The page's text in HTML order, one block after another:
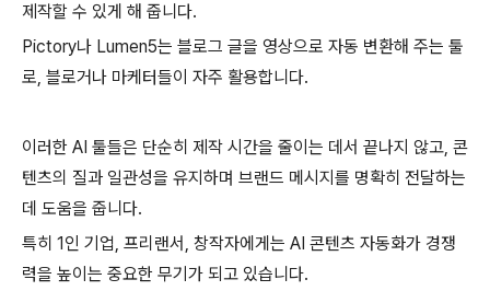
제작할 수 있게 해 줍니다.
Pictory나 Lumen5는 블로그 글을 영상으로 자동 변환해 주는 툴
로, 블로거나 마케터들이 자주 활용합니다.
이러한 AI 툴들은 단순히 제작 시간을 줄이는 데서 끝나지 않고, 콘
텐츠의 질과 일관성을 유지하며 브랜드 메시지를 명확히 전달하는
데 도움을 줍니다.
특히 1인 기업, 프리랜서, 창작자에게는 AI 콘텐츠 자동화가 경쟁
력을 높이는 중요한 무기가 되고 있습니다.